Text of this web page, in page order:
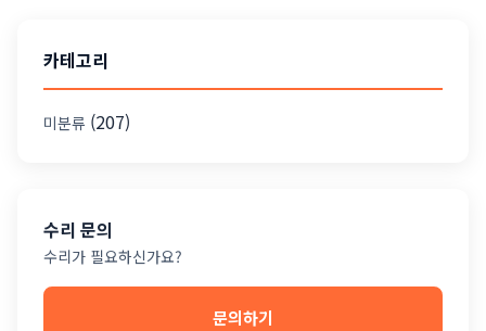
카테고리
미분류 (207)
수리 문의
수리가 필요하신가요?
문의하기